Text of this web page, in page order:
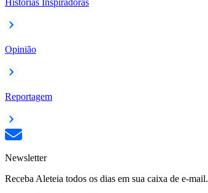
Histórias Inspiradoras
Opinião
Reportagem
Newsletter
Receba Aleteia todos os dias em sua caixa de e-mail.